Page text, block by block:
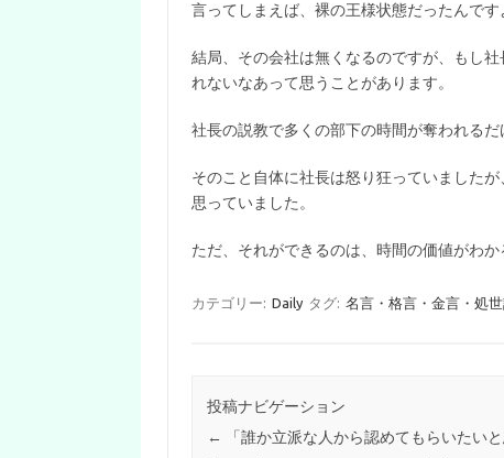
言ってしまえば、裸の王様状態だったんです
結局、その会社は無くなるのですが、もし
れないなあって思うことがあります。
社長の説教で多くの部下の時間が奪われる
そのこと自体に社長は怒り狂っていました
思っていました。
ただ、それができるのは、時間の価値がわか
カテゴリー: Daily タグ: 名言・格言・金言・処
投稿ナビゲーション
←
「誰か立派な人から認めてもらいたい